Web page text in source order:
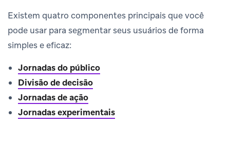
Existem quatro componentes principais que você
pode usar para segmentar seus usuários de forma
simples e eficaz:
Jornadas do público
Divisão de decisão
Jornadas de ação
Jornadas experimentais